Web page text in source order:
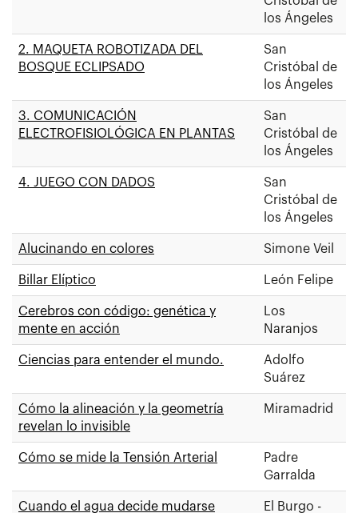
los Ángeles
2. MAQUETA ROBOTIZADA DEL
BOSQUE ECLIPSADO
San
Cristóbal de
los Ángeles
3. COMUNICACIÓN
ELECTROFISIOLÓGICA EN PLANTAS
San
Cristóbal de
los Ángeles
4. JUEGO CON DADOS
San
Cristóbal de
los Ángeles
Alucinando en colores Simone Veil
Billar Elíptico León Felipe
Cerebros con código: genética y
mente en acción
Los
Naranjos
Ciencias para entender el mundo.
Adolfo
Suárez
Cómo la alineación y la geometría
revelan lo invisible
Miramadrid
Cómo se mide la Tensión Arterial
Padre
Garralda
Cuando el agua decide mudarse
El Burgo -